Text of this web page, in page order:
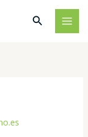
Buscar